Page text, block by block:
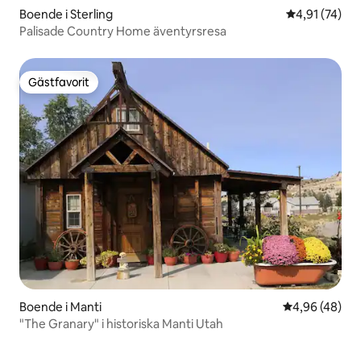
Boende i Sterling 4,91 av 5 i
4,91 (74)
Palisade Country Home äventyrsresa
Gästfavorit
Gästfavorit
Boende i Manti 4,96 av 5 i
4,96 (48)
"The Granary" i historiska Manti Utah